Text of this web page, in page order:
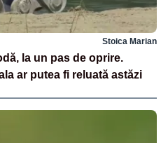
Stoica Marian
la un pas de oprire.
ar putea fi reluată astăzi